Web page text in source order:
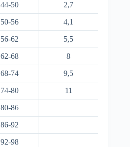
44-50 2,7
50-56 4,1
56-62 5,5
62-68 8
68-74 9,5
74-80 11
80-86
86-92
92-98